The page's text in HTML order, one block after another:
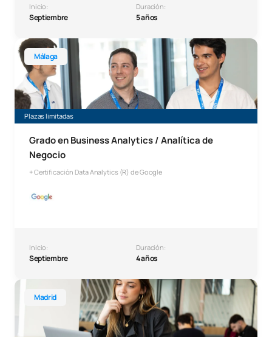
Inicio:
Septiembre
Duración:
5 años
Málaga
Plazas limitadas
Grado en Business Analytics / Analítica de
Negocio
+ Certificación Data Analytics (R) de Google
Inicio:
Septiembre
Duración:
4 años
Grado en Business Analytics Málaga
Madrid
Grado en Business Analytics